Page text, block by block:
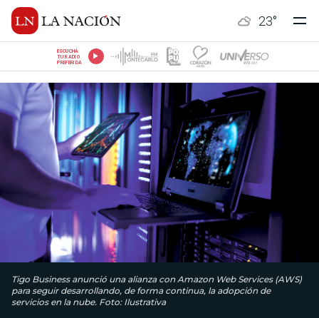
23°
ESCUCHÁ
TU RADIO
PREFERIDA
Tigo Business anunció una alianza con Amazon Web Services (AWS)
para seguir desarrollando, de forma continua, la adopción de
servicios en la nube. Foto: Ilustrativa